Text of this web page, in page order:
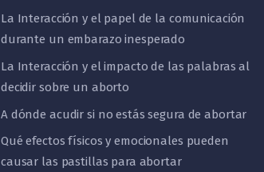
La Interacción y el papel de la comunicación
durante un embarazo inesperado
La Interacción y el impacto de las palabras al
decidir sobre un aborto
A dónde acudir si no estás segura de abortar
Qué efectos físicos y emocionales pueden
causar las pastillas para abortar